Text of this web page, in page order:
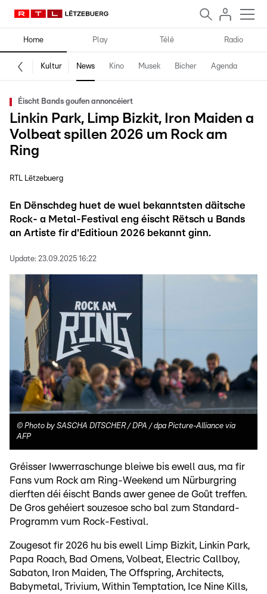
Home Play Télé Radio
Kultur News Kino Musek Bicher Agenda
Éischt Bands goufen annoncéiert
Linkin Park, Limp Bizkit, Iron Maiden a
Volbeat spillen 2026 um Rock am
Ring
RTL Lëtzebuerg
En Dënschdeg huet de wuel bekanntsten däitsche
Rock- a Metal-Festival eng éischt Rëtsch u Bands
an Artiste fir d'Editioun 2026 bekannt ginn.
Update: 23.09.2025 16:22
© Photo by SASCHA DITSCHER / DPA / dpa Picture-Alliance via
AFP
Gréisser Iwwerraschunge bleiwe bis ewell aus, ma fir
Fans vum Rock am Ring-Weekend um Nürburgring
dierften déi éischt Bands awer genee de Goût treffen.
De Gros gehéiert souzesoe scho bal zum Standard-
Programm vum Rock-Festival.
Zougesot fir 2026 hu bis ewell Limp Bizkit, Linkin Park,
Papa Roach, Bad Omens, Volbeat, Electric Callboy,
Sabaton, Iron Maiden, The Offspring, Architects,
Babymetal, Trivium, Within Temptation, Ice Nine Kills,